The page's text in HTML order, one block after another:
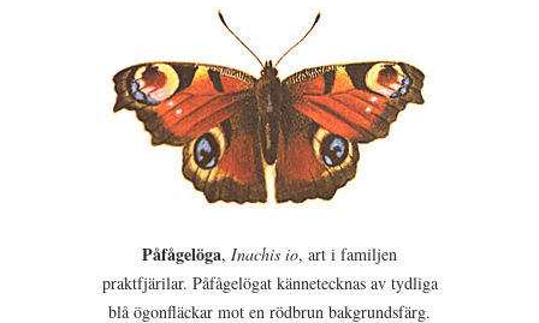
Påfågelöga, Inachis io, art i familjen
praktfjärilar. Påfågelögat kännetecknas av tydliga
blå ögonfläckar mot en rödbrun bakgrundsfärg.